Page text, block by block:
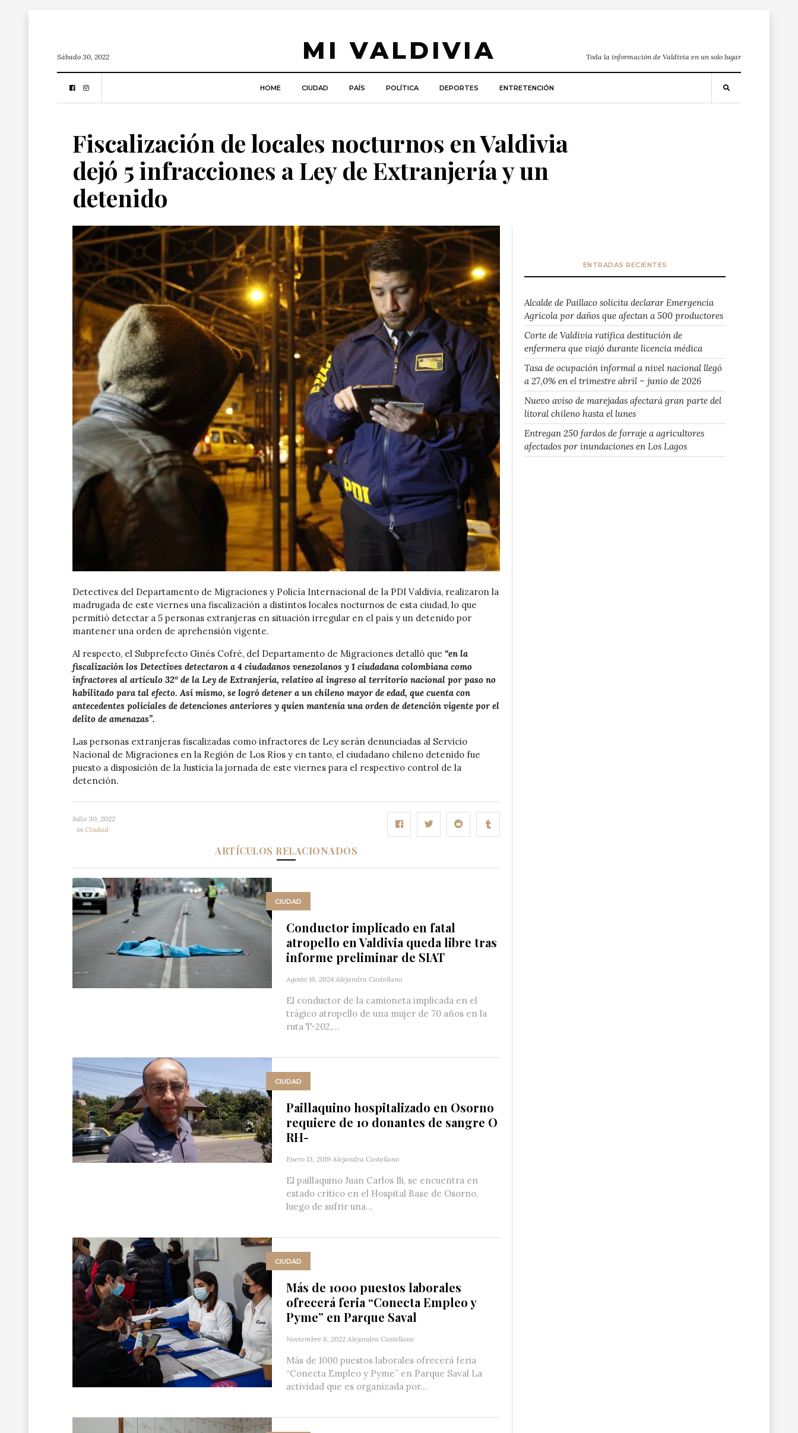
MI VALDIVIA
Sábado 30, 2022 Toda la información de Valdivia en un solo lugar
HOME CIUDAD PAÍS POLÍTICA DEPORTES ENTRETENCIÓN
Fiscalización de locales nocturnos en Valdivia
dejó 5 infracciones a Ley de Extranjería y un
detenido
Detectives del Departamento de Migraciones y Policía Internacional de la PDI Valdivia, realizaron la
madrugada de este viernes una fiscalización a distintos locales nocturnos de esta ciudad, lo que
permitió detectar a 5 personas extranjeras en situación irregular en el país y un detenido por
mantener una orden de aprehensión vigente.
Al respecto, el Subprefecto Ginés Cofré, del Departamento de Migraciones detalló que “en la
fiscalización los Detectives detectaron a 4 ciudadanos venezolanos y 1 ciudadana colombiana como
infractores al artículo 32° de la Ley de Extranjería, relativo al ingreso al territorio nacional por paso no
habilitado para tal efecto. Así mismo, se logró detener a un chileno mayor de edad, que cuenta con
antecedentes policiales de detenciones anteriores y quien mantenía una orden de detención vigente por el
delito de amenazas”.
Las personas extranjeras fiscalizadas como infractores de Ley serán denunciadas al Servicio
Nacional de Migraciones en la Región de Los Ríos y en tanto, el ciudadano chileno detenido fue
puesto a disposición de la Justicia la jornada de este viernes para el respectivo control de la
detención.
Julio 30, 2022
in Ciudad
ARTÍCULOS RELACIONADOS
CIUDAD
Conductor implicado en fatal
atropello en Valdivia queda libre tras
informe preliminar de SIAT
Agosto 16, 2024 Alejandra Castellano
El conductor de la camioneta implicada en el
trágico atropello de una mujer de 70 años en la
ruta T-202,...
CIUDAD
Paillaquino hospitalizado en Osorno
requiere de 10 donantes de sangre O
RH-
Enero 13, 2019 Alejandra Castellano
El paillaquino Juan Carlos Ili, se encuentra en
estado crítico en el Hospital Base de Osorno,
luego de sufrir una...
CIUDAD
Más de 1000 puestos laborales
ofrecerá feria “Conecta Empleo y
Pyme” en Parque Saval
Noviembre 8, 2022 Alejandra Castellano
Más de 1000 puestos laborales ofrecerá feria
“Conecta Empleo y Pyme” en Parque Saval La
actividad que es organizada por...
ENTRADAS RECIENTES
Alcalde de Paillaco solicita declarar Emergencia
Agrícola por daños que afectan a 500 productores
Corte de Valdivia ratifica destitución de
enfermera que viajó durante licencia médica
Tasa de ocupación informal a nivel nacional llegó
a 27,0% en el trimestre abril – junio de 2026
Nuevo aviso de marejadas afectará gran parte del
litoral chileno hasta el lunes
Entregan 250 fardos de forraje a agricultores
afectados por inundaciones en Los Lagos